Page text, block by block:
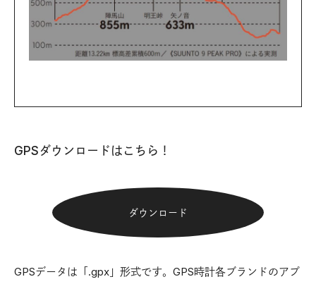
GPSダウンロードはこちら！
ダウンロード
GPSデータは「.gpx」形式です。GPS時計各ブランドのアプ